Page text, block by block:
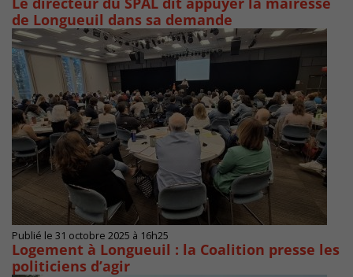
de Longueuil dans sa demande
Publié le 31 octobre 2025 à 16h25
Logement à Longueuil : la Coalition presse les
politiciens d’agir